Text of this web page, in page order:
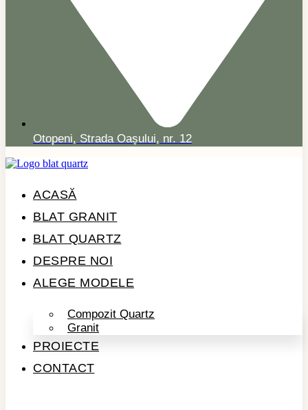
Otopeni, Strada Oașului, nr. 12
ACASĂ
BLAT GRANIT
BLAT QUARTZ
DESPRE NOI
ALEGE MODELE
Compozit Quartz
Granit
PROIECTE
CONTACT